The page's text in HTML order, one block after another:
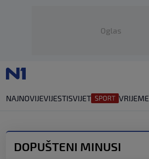
Oglas
NAJNOVIJEVIJESTISVIJET VRIJEME
DOPUŠTENI MINUSI